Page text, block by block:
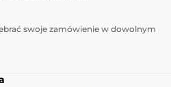
swoje zamówienie w dowolnym